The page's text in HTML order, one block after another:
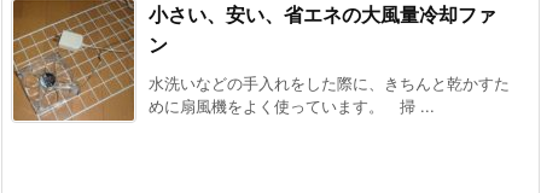
小さい、安い、省エネの大風量冷却ファ
ン
水洗いなどの手入れをした際に、きちんと乾かすた
めに扇風機をよく使っています。 掃 ...